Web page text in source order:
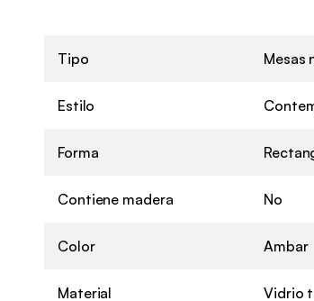
Tipo Mesas
Estilo
Forma
Contiene madera No
Color Ambar
Material Vidrio